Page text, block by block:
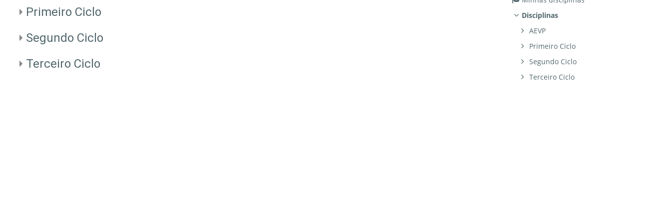
Primeiro Ciclo
Segundo Ciclo
Terceiro Ciclo
Disciplinas
AEVP
Primeiro Ciclo
Segundo Ciclo
Terceiro Ciclo